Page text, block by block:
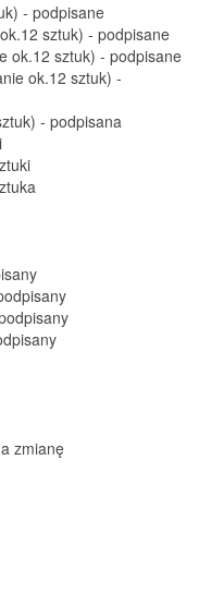
- podpisane
sztuk) - podpisane
ok.12 sztuk) - podpisane
ok.12 sztuk) -
- podpisana
zmianę